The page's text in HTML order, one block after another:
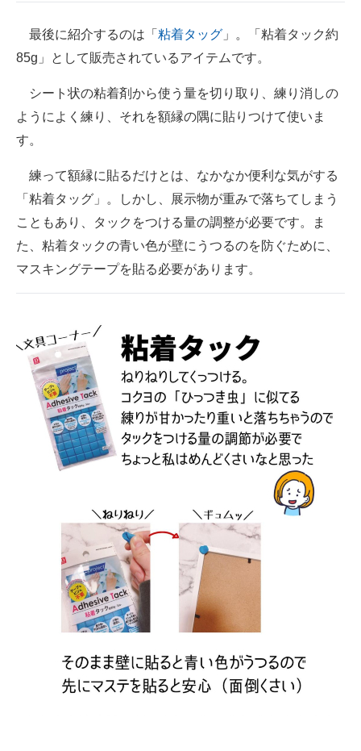
最後に紹介するのは「 粘着タッグ 」。「粘着タック約
85g」として販売されているアイテムです。
シート状の粘着剤から使う量を切り取り、練り消しの
ようによく練り、それを額縁の隅に貼りつけて使いま
す。
練って額縁に貼るだけとは、なかなか便利な気がする
「粘着タッグ」。しかし、展示物が重みで落ちてしまう
こともあり、タックをつける量の調整が必要です。ま
た、粘着タックの青い色が壁にうつるのを防ぐために、
マスキングテープを貼る必要があります。